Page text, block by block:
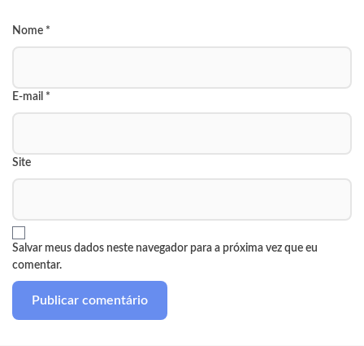
Nome *
E-mail *
Site
Salvar meus dados neste navegador para a próxima vez que eu
comentar.